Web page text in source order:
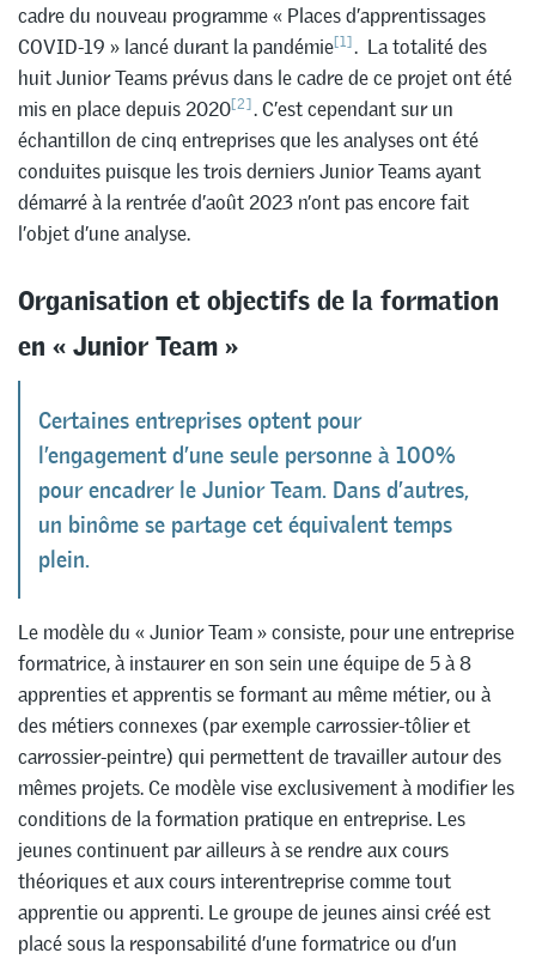
cadre du nouveau programme « Places d’apprentissages
COVID-19 » lancé durant la pandémie[1]. La totalité des
huit Junior Teams prévus dans le cadre de ce projet ont été
mis en place depuis 2020[2]. C’est cependant sur un
échantillon de cinq entreprises que les analyses ont été
conduites puisque les trois derniers Junior Teams ayant
démarré à la rentrée d’août 2023 n’ont pas encore fait
l’objet d’une analyse.
Organisation et objectifs de la formation
en « Junior Team »
Certaines entreprises optent pour
l’engagement d’une seule personne à 100%
pour encadrer le Junior Team. Dans d’autres,
un binôme se partage cet équivalent temps
plein.
Le modèle du « Junior Team » consiste, pour une entreprise
formatrice, à instaurer en son sein une équipe de 5 à 8
apprenties et apprentis se formant au même métier, ou à
des métiers connexes (par exemple carrossier-tôlier et
carrossier-peintre) qui permettent de travailler autour des
mêmes projets. Ce modèle vise exclusivement à modifier les
conditions de la formation pratique en entreprise. Les
jeunes continuent par ailleurs à se rendre aux cours
théoriques et aux cours interentreprise comme tout
apprentie ou apprenti. Le groupe de jeunes ainsi créé est
placé sous la responsabilité d’une formatrice ou d’un